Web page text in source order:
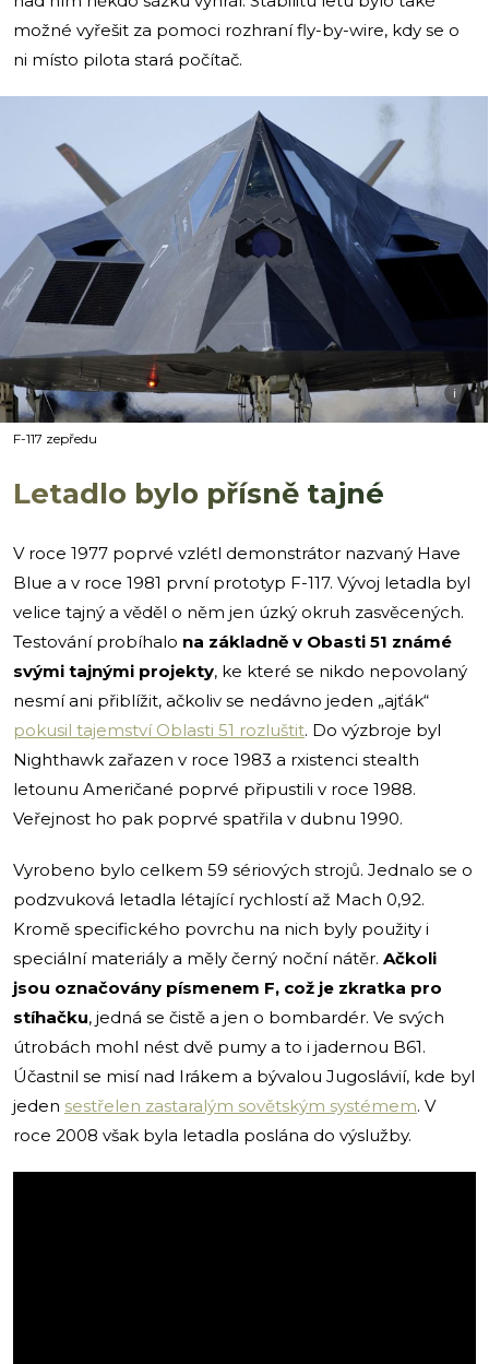
možné vyřešit za pomoci rozhraní fly-by-wire, kdy se o
ni místo pilota stará počítač.
i
F-117 zepředu
Letadlo bylo přísně tajné
V roce 1977 poprvé vzlétl demonstrátor nazvaný Have
Blue a v roce 1981 první prototyp F-117. Vývoj letadla byl
velice tajný a věděl o něm jen úzký okruh zasvěcených.
Testování probíhalo na základně v Obasti 51 známé
svými tajnými projekty, ke které se nikdo nepovolaný
nesmí ani přiblížit, ačkoliv se nedávno jeden „ajťák“
pokusil tajemství Oblasti 51 rozluštit. Do výzbroje byl
Nighthawk zařazen v roce 1983 a rxistenci stealth
letounu Američané poprvé připustili v roce 1988.
Veřejnost ho pak poprvé spatřila v dubnu 1990.
Vyrobeno bylo celkem 59 sériových strojů. Jednalo se o
podzvuková letadla létající rychlostí až Mach 0,92.
Kromě specifického povrchu na nich byly použity i
speciální materiály a měly černý noční nátěr. Ačkoli
jsou označovány písmenem F, což je zkratka pro
stíhačku, jedná se čistě a jen o bombardér. Ve svých
útrobách mohl nést dvě pumy a to i jadernou B61.
Účastnil se misí nad Irákem a bývalou Jugoslávií, kde byl
jeden sestřelen zastaralým sovětským systémem. V
roce 2008 však byla letadla poslána do výslužby.